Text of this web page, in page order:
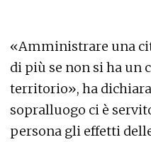
«Amministrare una
di più se non si ha un
territorio», ha
sopralluogo ci è
persona gli effetti